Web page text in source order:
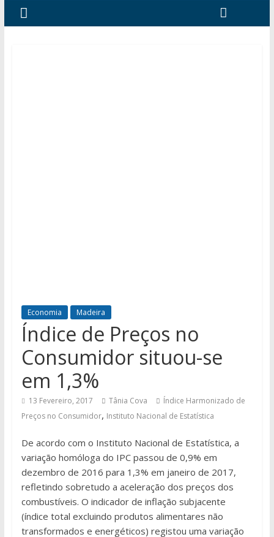
Economia Madeira
Índice de Preços no
Consumidor situou-se
em 1,3%
13 Fevereiro, 2017 Tânia Cova
Índice Harmonizado de
Preços no Consumidor, Instituto Nacional de Estatística
De acordo com o Instituto Nacional de Estatística, a
variação homóloga do IPC passou de 0,9% em
dezembro de 2016 para 1,3% em janeiro de 2017,
refletindo sobretudo a aceleração dos preços dos
combustíveis. O indicador de inflação subjacente
(índice total excluindo produtos alimentares não
transformados e energéticos) registou uma variação